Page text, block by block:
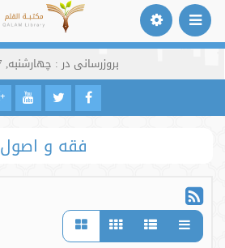
بروزرسانی در : چهارشنبه, 07 آبان 1399
فقه و اصول